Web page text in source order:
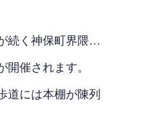
続く神保町界隈…
開催されます。
道には本棚が陳列